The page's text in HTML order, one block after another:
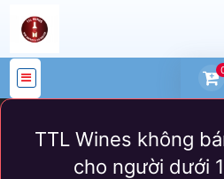
MỤCTTL Wines không
cho người dưới
Sản phẩm VANG ÚC